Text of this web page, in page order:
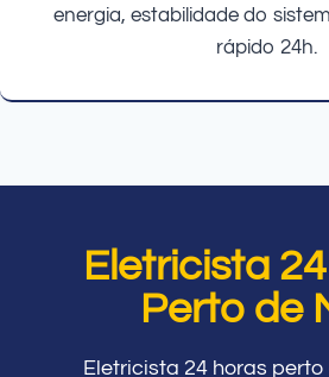
energia, estabilidade do
rápido 24h.
Eletricista
Perto de
Eletricista 24 horas